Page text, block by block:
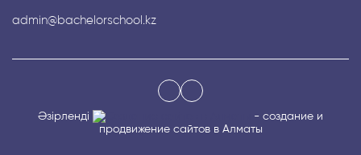
admin@bachelorschool.kz
Әзірленді
- создание и
продвижение сайтов в Алматы